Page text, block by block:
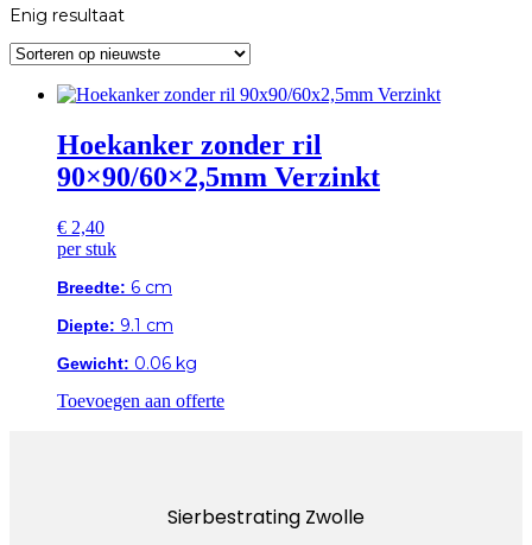
Enig resultaat
Hoekanker zonder ril
90×90/60×2,5mm Verzinkt
€ 2,40
per stuk
Breedte: 6 cm
Diepte: 9.1 cm
Gewicht: 0.06 kg
Toevoegen aan offerte
Sierbestrating Zwolle